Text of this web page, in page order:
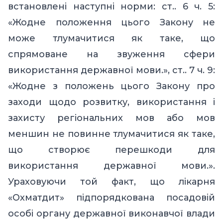
встановлені наступні норми: ст.. 6 ч. 5:
«Жодне положення цього Закону не
може тлумачитися як таке, що
спрямоване на звуження сфери
використання державної мови.», ст.. 7 ч. 9:
«Жодне з положень цього Закону про
заходи щодо розвитку, використання і
захисту регіональних мов або мов
меншин не повинне тлумачитися як таке,
що створює перешкоди для
використання державної мови.».
Ураховуючи той факт, що лікарня
«Охматдит» підпорядкована посадовій
особі органу державної виконавчої влади